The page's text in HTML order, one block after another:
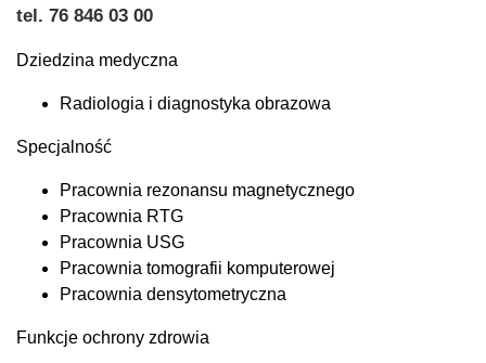
tel. 76 846 03 00
Dziedzina medyczna
Radiologia i diagnostyka obrazowa
Specjalność
Pracownia rezonansu magnetycznego
Pracownia RTG
Pracownia USG
Pracownia tomografii komputerowej
Pracownia densytometryczna
Funkcje ochrony zdrowia